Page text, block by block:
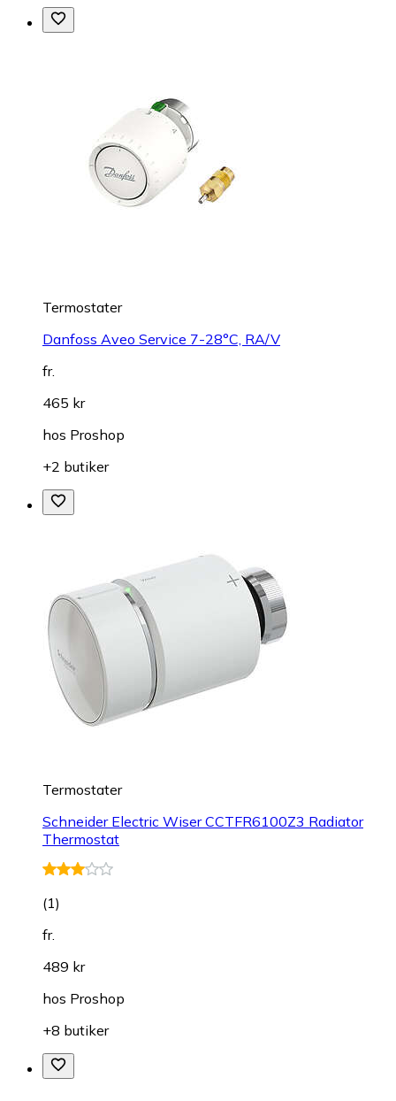
Termostater
Danfoss Aveo Service 7-28°C, RA/V
fr.
465 kr
hos Proshop
+2 butiker
Termostater
Schneider Electric Wiser CCTFR6100Z3 Radiator
Thermostat
(1)
fr.
489 kr
hos Proshop
+8 butiker